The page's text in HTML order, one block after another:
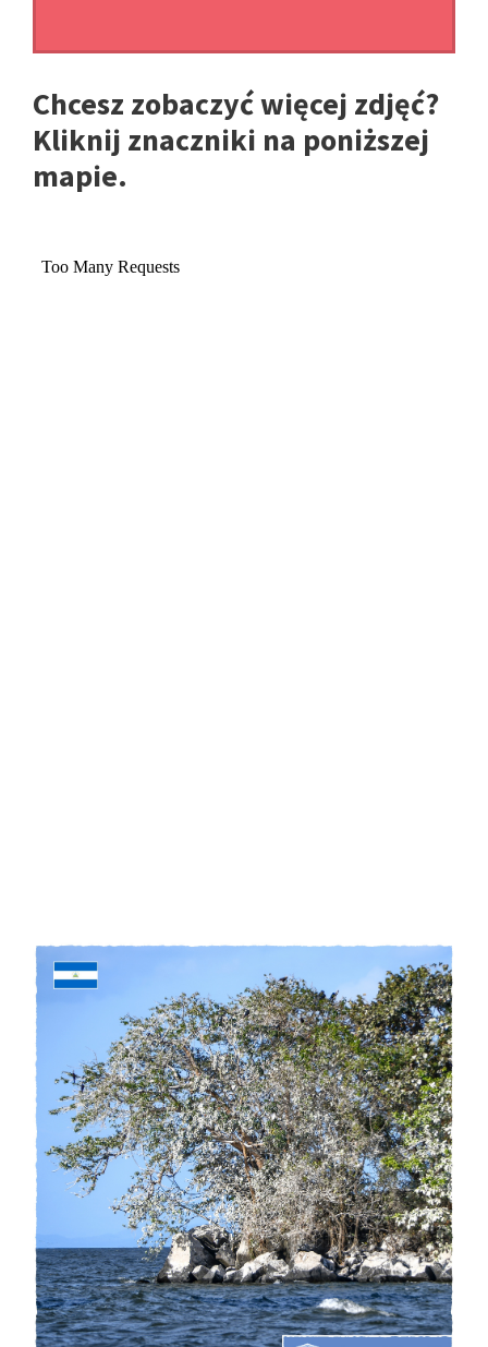
Chcesz zobaczyć więcej zdjęć?
Kliknij znaczniki na poniższej
mapie.